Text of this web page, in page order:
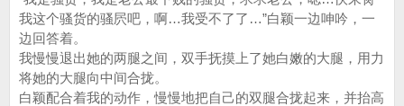
我这个骚货的骚屄吧，啊…我受不了了…”白颖一边呻吟，一
边回答着。
我慢慢退出她的两腿之间，双手抚摸上了她白嫩的大腿，用力
将她的大腿向中间合拢。
白颖配合着我的动作，慢慢地把自己的双腿合拢起来，并抬高